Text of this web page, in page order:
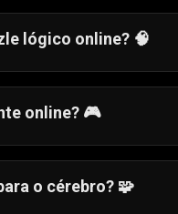
lógico online? 🧠
quebra-cabeças de
online? 🎮
tablet ou telemóvel
o cérebro? 🧩